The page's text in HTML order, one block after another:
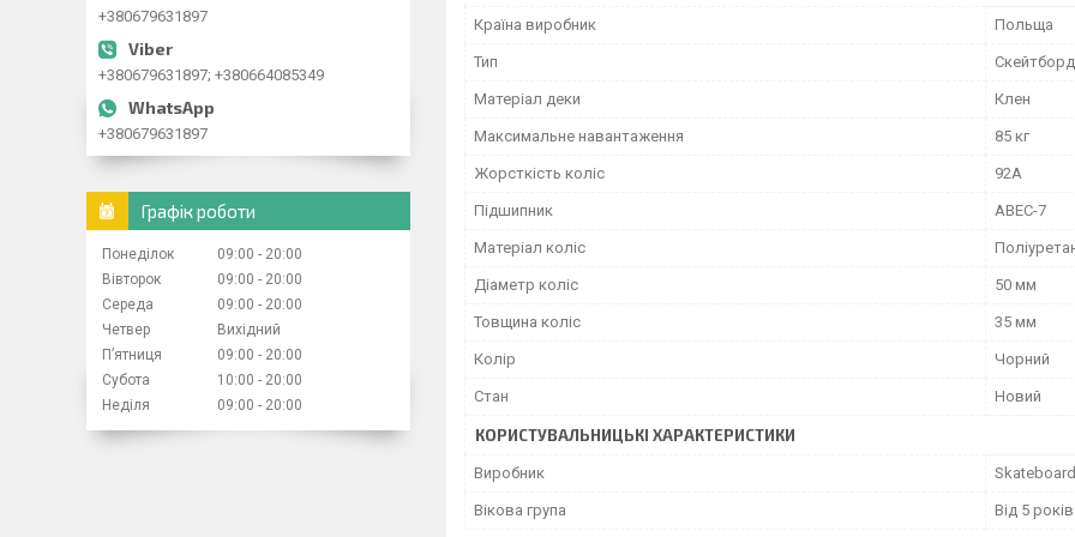
Країна виробник Польща
Тип Скейтборд
Матеріал деки Клен
Максимальне навантаження 85 кг
Жорсткість коліс 92А
Підшипник ABEC-7
Матеріал коліс
Діаметр коліс 50 мм
Товщина коліс 35 мм
Колір Чорний
Стан Новий
КОРИСТУВАЛЬНИЦЬКІ ХАРАКТЕРИСТИКИ
Виробник Skateboard
Вікова група Від 5 років
+380679631897
+380679631897; +380664085349
+380679631897
Графік роботи
Понеділок 09:00
20:00
Вівторок
09:00
20:00
Середа
09:00
20:00
Четвер
Вихідний
Пʼятниця
09:00
20:00
Субота
10:00
20:00
Неділя
09:00 20:00